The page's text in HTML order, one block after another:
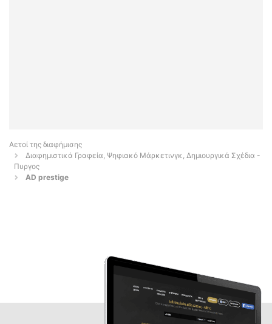
Αετοί της διαφήμισης
Διαφημιστικά Γραφεία, Ψηφιακό Μάρκετινγκ, Δημιουργικά Σχέδια -
Πυργος
AD prestige